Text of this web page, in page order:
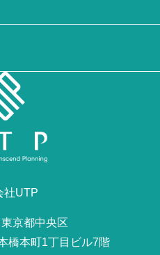
社UTP
京都中央区
橋本町1丁目ビル7階